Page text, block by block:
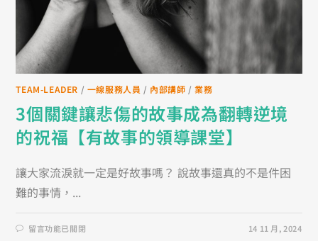
TEAM-LEADER / 一線服務人員 / 內部講師 /業務
3個關鍵讓悲傷的故事成為翻轉逆境
的祝福【有故事的領導課堂】
讓大家流淚就一定是好故事嗎？ 說故事還真的不是件困
難的事情，...
留言功能已關閉 14 11 月, 2024